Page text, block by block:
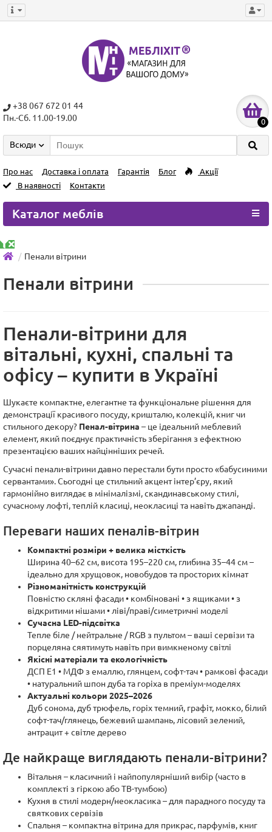
+38 067 672 01 44
Пн.-Сб. 11.00-19.00
0
Всюди
Про нас Доставка і оплата Гарантія Блог
Акції
В наявності
Контакти
Каталог меблів
Пенали вітрини
Пенали вітрини
Пенали-вітрини для
вітальні, кухні, спальні та
офісу – купити в Україні
Шукаєте компактне, елегантне та функціональне рішення для
демонстрації красивого посуду, кришталю, колекцій, книг чи
стильного декору? Пенал-вітрина – це ідеальний меблевий
елемент, який поєднує практичність зберігання з ефектною
презентацією ваших найцінніших речей.
Сучасні пенали-вітрини давно перестали бути просто «бабусиними
сервантами». Сьогодні це стильний акцент інтер’єру, який
гармонійно виглядає в мінімалізмі, скандинавському стилі,
сучасному лофті, теплій класиці, неокласиці та навіть джапанді.
Переваги наших пеналів-вітрин
Компактні розміри + велика місткість
Ширина 40–62 см, висота 195–220 см, глибина 35–44 см –
ідеально для хрущовок, новобудов та просторих кімнат
Різноманітність конструкцій
Повністю скляні фасади • комбіновані • з ящиками • з
відкритими нішами • ліві/праві/симетричні моделі
Сучасна LED-підсвітка
Тепле біле / нейтральне / RGB з пультом – ваші сервізи та
порцеляна сяятимуть навіть при вимкненому світлі
Якісні матеріали та екологічність
ДСП Е1 • МДФ з емаллю, глянцем, софт-тач • рамкові фасади
• натуральний шпон дуба та горіха в преміум-моделях
Актуальні кольори 2025–2026
Дуб сонома, дуб трюфель, горіх темний, графіт, мокко, білий
софт-тач/глянець, бежевий шампань, лісовий зелений,
антрацит + світле дерево
Де найкраще виглядають пенали-вітрини?
Вітальня – класичний і найпопулярніший вибір (часто в
комплекті з гіркою або ТВ-тумбою)
Кухня в стилі модерн/неокласика – для парадного посуду та
святкових сервізів
Спальня – компактна вітрина для прикрас, парфумів, книг